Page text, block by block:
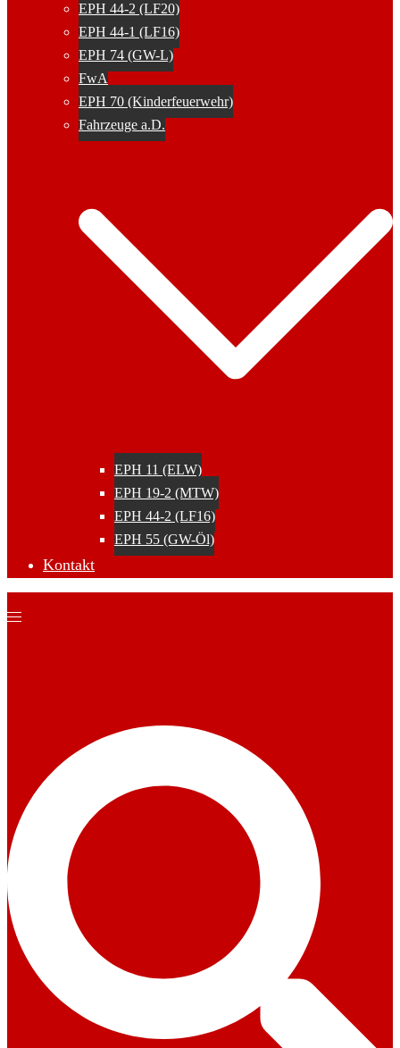
EPH 44-2 (LF20)
EPH 44-1 (LF16)
EPH 74 (GW-L)
FwA
EPH 70 (Kinderfeuerwehr)
Fahrzeuge a.D.
EPH 11 (ELW)
EPH 19-2 (MTW)
EPH 44-2 (LF16)
EPH 55 (GW-Öl)
Kontakt
Menü